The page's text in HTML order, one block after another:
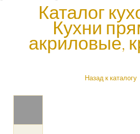
Каталог
Кухни
акриловые,
Назад к каталогу